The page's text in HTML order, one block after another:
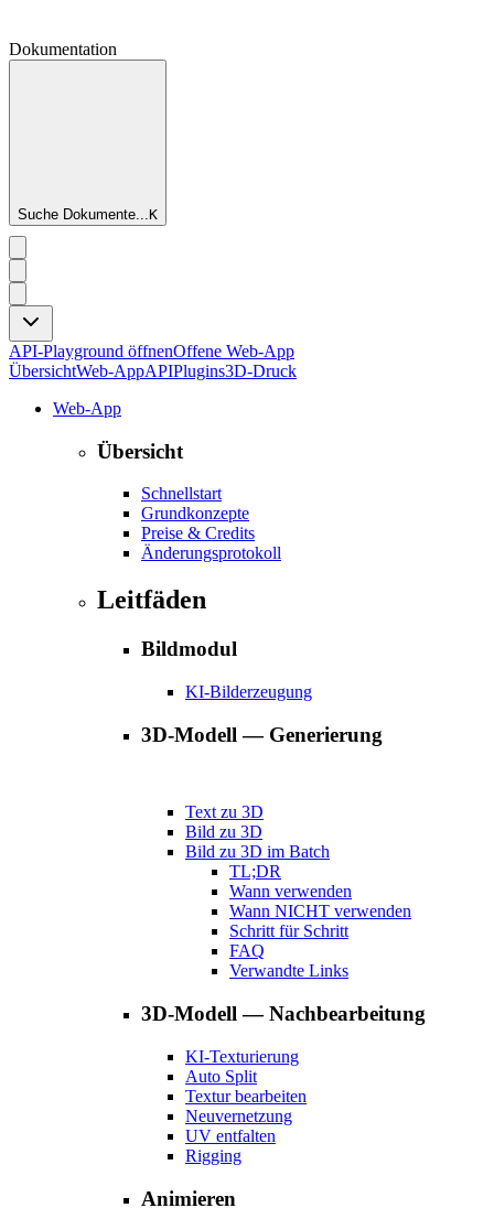
Dokumentation
Suche Dokumente...K
API-Playground öffnenOffene Web-App
ÜbersichtWeb-AppAPIPlugins3D-Druck
Web-App
Übersicht
Schnellstart
Grundkonzepte
Preise & Credits
Änderungsprotokoll
Leitfäden
Bildmodul
KI-Bilderzeugung
3D-Modell — Generierung
Text zu 3D
Bild zu 3D
Bild zu 3D im Batch
TL;DR
Wann verwenden
Wann NICHT verwenden
Schritt für Schritt
FAQ
Verwandte Links
3D-Modell — Nachbearbeitung
KI-Texturierung
Auto Split
Textur bearbeiten
Neuvernetzung
UV entfalten
Rigging
Animieren